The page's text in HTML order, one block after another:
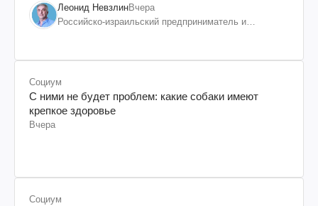
Леонид НевзлинВчера
Российско-израильский предприниматель и
Социум
С ними не будет проблем: какие собаки имеют
крепкое здоровье
Вчера
Социум